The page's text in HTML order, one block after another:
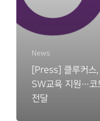
News
[Press] 클루커스,
SW교육 지원…코
전달